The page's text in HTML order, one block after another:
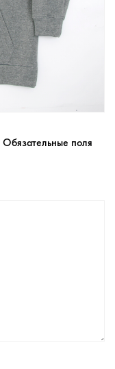
Обязательные поля